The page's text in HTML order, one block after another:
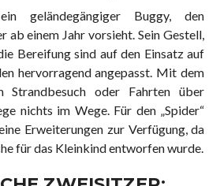
geländegängiger Buggy, den
ab einem Jahr vorsieht. Sein Gestell,
Bereifung sind auf den Einsatz auf
hervorragend angepasst. Mit dem
Strandbesuch oder Fahrten über
nichts im Wege. Für den „Spider“
Erweiterungen zur Verfügung, da
für das Kleinkind entworfen wurde.